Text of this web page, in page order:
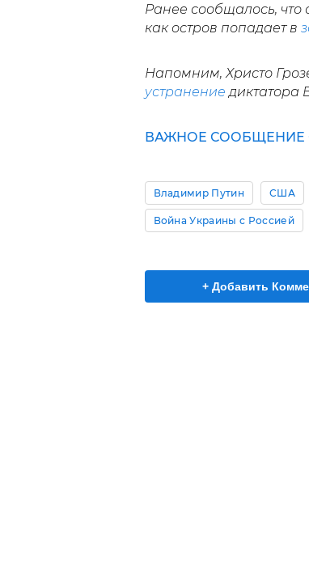
Ранее сообщалось, что
как остров попадает в
Напомним, Христо
устранение диктатора
ВАЖНОЕ СООБЩЕНИЕ
Владимир Путин США
Война Украины с Россией
+ Добавить